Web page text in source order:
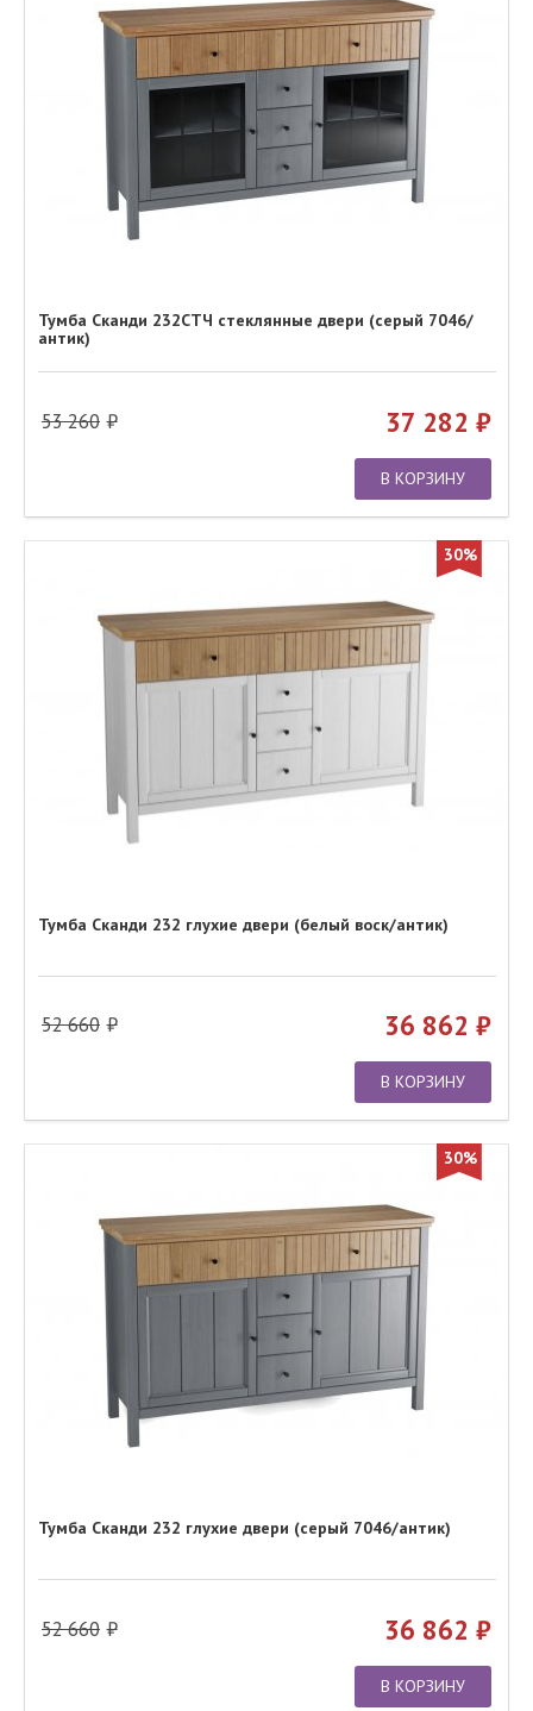
Тумба Сканди 232СТЧ стеклянные двери (серый 7046/
антик)
53 260 37 282
В КОРЗИНУ
30%
Тумба Сканди 232 глухие двери (белый воск/антик)
52 660 36 862
В КОРЗИНУ
30%
Тумба Сканди 232 глухие двери (серый 7046/антик)
52 660 36 862
В КОРЗИНУ